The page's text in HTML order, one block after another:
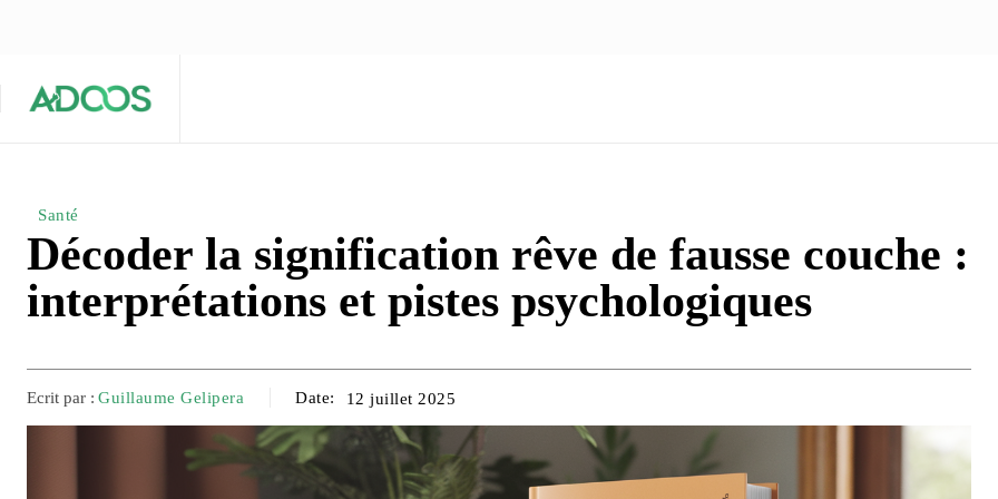
Santé
Décoder la signification rêve de fausse couche :
interprétations et pistes psychologiques
Ecrit par : Guillaume Gelipera Date: 12 juillet 2025